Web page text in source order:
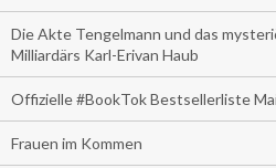
Die Akte Tengelmann und das
Milliardärs Karl-Erivan Haub
Offizielle #BookTok Bestsellerliste
Frauen im Kommen